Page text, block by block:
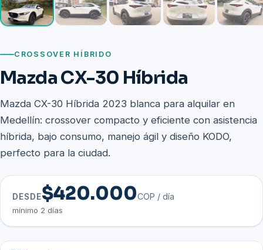
CROSSOVER HÍBRIDO
Mazda CX-30 Híbrida
Mazda CX-30 Híbrida 2023 blanca para alquilar en
Medellín: crossover compacto y eficiente con asistencia
híbrida, bajo consumo, manejo ágil y diseño KODO,
perfecto para la ciudad.
DESDE$420.000COP / día
mínimo 2 días